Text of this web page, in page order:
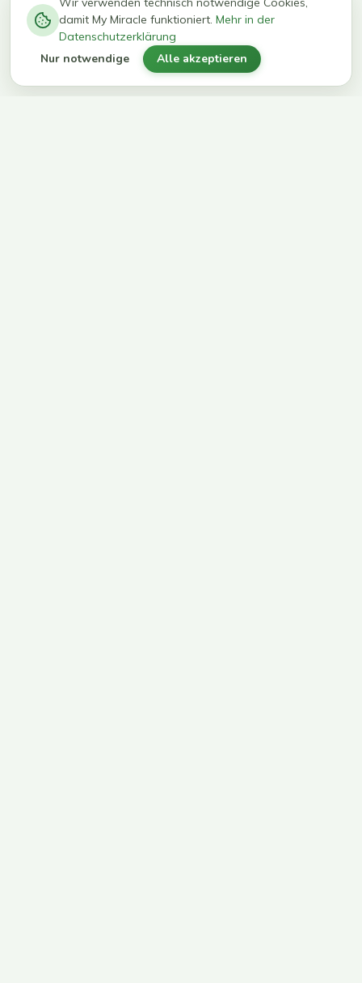
kg in 12
Wochen
erreichen
ihr Ziel
damit My Miracle funktioniert. Mehr in der
Datenschutzerklärung
Nur notwendige Alle akzeptieren